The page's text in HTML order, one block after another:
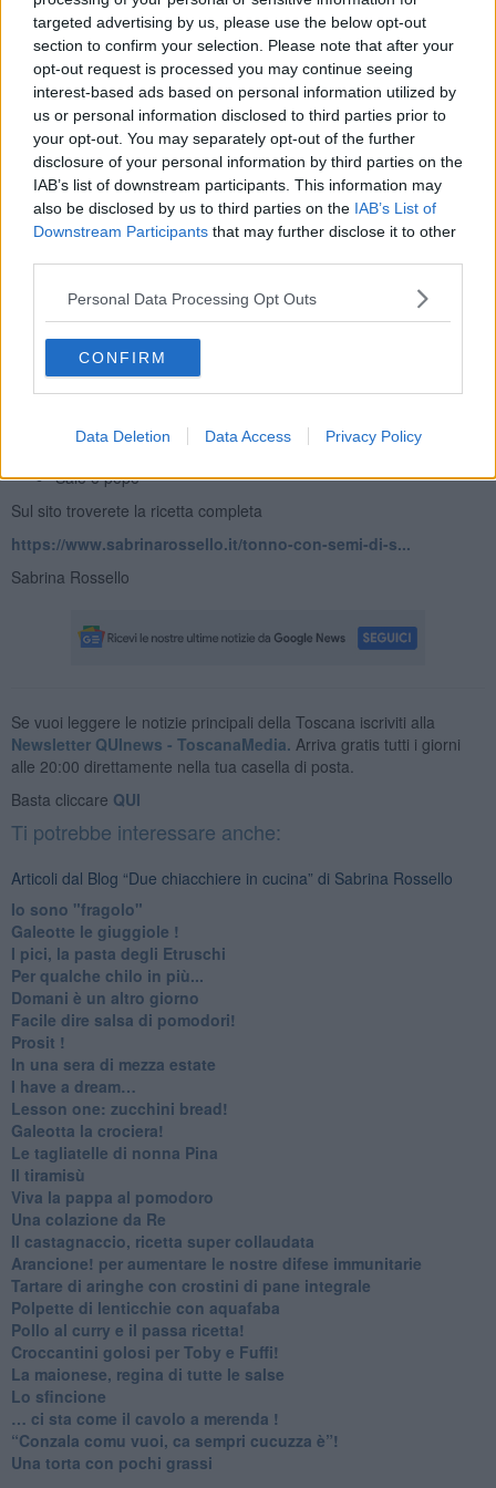
targeted advertising by us, please use the below opt-out
section to confirm your selection. Please note that after your
opt-out request is processed you may continue seeing
interest-based ads based on personal information utilized by
us or personal information disclosed to third parties prior to
your opt-out. You may separately opt-out of the further
disclosure of your personal information by third parties on the
IAB’s list of downstream participants. This information may
also be disclosed by us to third parties on the IAB’s List of
Downstream Participants that may further disclose it to other
Personal Data Processing Opt Outs
CONFIRM
Data Deletion Data Access Privacy Policy
- “In realtà non molti, sono solo sgonfiata un pochino…”
Bugiarda me! Non è vero!
Ho portato avanti la mia dieta sgarrando pochissimo e quindi,
qualche cm sono riuscita ad eliminarlo.
La mia alimentazione prevede ogni modo tante cose buone e
golose, basta stare attenti agli zuccheri, ai grassi (che novità!) ed
alla loro combinazione… la ricetta che vi propongo ne è un
esempio.
Che ne dite? È fattibile?
TONNO SESAMO E PAPAVERO
800 gr (fette alte circa 2 cm) di tonno fresco
Un cespo di insalata gentilina
2 cucchiai di semi di sesamo
1 cucchiaio di semi di papavero
1 limone
Sale e pepe
Sul sito troverete la ricetta completa
https://www.sabrinarossello.it/tonno-con-semi-di-s...
Sabrina Rossello
Se vuoi leggere le notizie principali della Toscana iscriviti alla
Newsletter QUInews - ToscanaMedia. Arriva gratis tutti i giorni
alle 20:00 direttamente nella tua casella di posta.
Basta cliccare QUI
Ti potrebbe interessare anche:
Articoli dal Blog “Due chiacchiere in cucina” di Sabrina Rossello
Io sono "fragolo"
Galeotte le giuggiole !
I pici, la pasta degli Etruschi
Per qualche chilo in più...
Domani è un altro giorno
​Facile dire salsa di pomodori!
Prosit !
​In una sera di mezza estate
I have a dream…
​Lesson one: zucchini bread!
Galeotta la crociera!
Le tagliatelle di nonna Pina
Il tiramisù
Viva la pappa al pomodoro
Una colazione da Re
Il castagnaccio, ricetta super collaudata
​Arancione! per aumentare le nostre difese immunitarie
Tartare di aringhe con crostini di pane integrale
Polpette di lenticchie con aquafaba
​Pollo al curry e il passa ricetta!
Croccantini golosi per Toby e Fuffi!
La maionese, regina di tutte le salse
Lo sfincione
​… ci sta come il cavolo a merenda !
“Conzala comu vuoi, ca sempri cucuzza è”!
​Una torta con pochi grassi